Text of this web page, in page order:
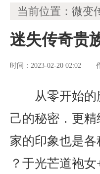
当前位置： 微变
迷失传奇贵
时间：2023-02-20 02:02
从零开始的
己的秘密．更
家的印象也是
？于光芒道袍